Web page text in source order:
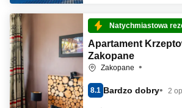
Natychmiastowa
Apartament
Zakopane
Zakopane
8.1 Bardzo dobry 2